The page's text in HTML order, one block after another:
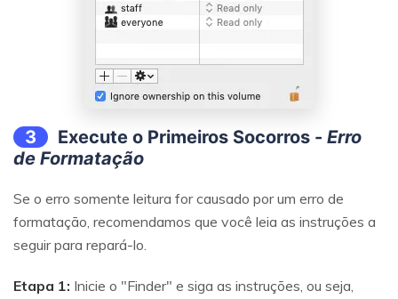
3 Execute o Primeiros Socorros - Erro
de Formatação
Se o erro somente leitura for causado por um erro de
formatação, recomendamos que você leia as instruções a
seguir para repará-lo.
Etapa 1: Inicie o "Finder" e siga as instruções, ou seja,